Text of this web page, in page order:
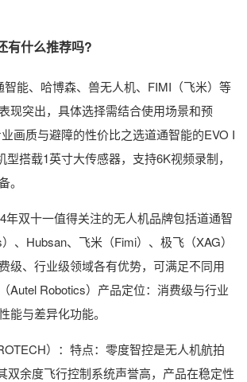
有什么推荐吗?
智能、哈博森、兽无人机、FIMI（飞米）等
现突出，具体选择需结合使用场景和预
画质与避障的性价比之选道通智能的EVO I
型搭载1英寸大传感器，支持6K视频录制，
。
年双十一值得关注的无人机品牌包括道通智
、Hubsan、飞米（Fimi）、极飞（XAG）
级、行业级领域各有优势，可满足不同用
Autel Robotics）产品定位：消费级与行业
能与差异化功能。
）：特点：零度智控是无人机航拍
双余度飞行控制系统声誉高，产品在稳定性